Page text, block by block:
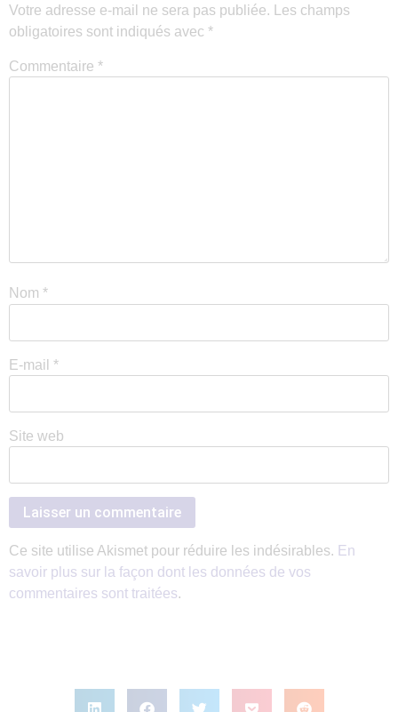
Votre adresse e-mail ne sera pas publiée.
Les champs
obligatoires sont indiqués avec *
Commentaire *
Nom *
E-mail *
Site web
Ce site utilise Akismet pour réduire les indésirables. En
savoir plus sur la façon dont les données de vos
commentaires sont traitées.